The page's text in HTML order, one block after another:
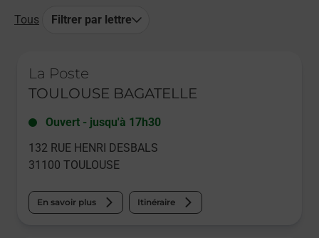
Tous Filtrer par lettre
La Poste
TOULOUSE BAGATELLE
Ouvert - jusqu'à 17h30
132 RUE HENRI DESBALS
31100 TOULOUSE
En savoir plus Itinéraire